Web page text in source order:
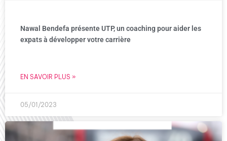
Nawal Bendefa présente UTP, un coaching pour aider les
expats à développer votre carrière
EN SAVOIR PLUS »
05/01/2023